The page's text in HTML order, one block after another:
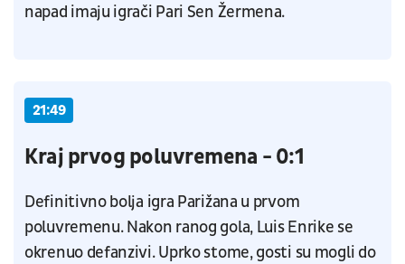
napad imaju igrači Pari Sen Žermena.
21:49
Kraj prvog poluvremena - 0:1
Definitivno bolja igra Parižana u prvom
poluvremenu. Nakon ranog gola, Luis Enrike se
okrenuo defanzivi. Uprko stome, gosti su mogli do